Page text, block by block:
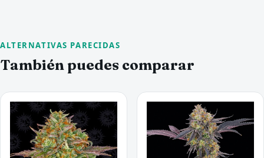
ALTERNATIVAS PARECIDAS
También puedes comparar